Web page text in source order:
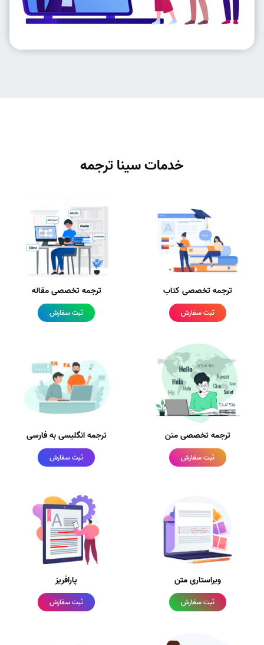
خدمات سینا ترجمه
ترجمه تخصصی کتاب
ثبت سفارش
ترجمه تخصصی مقاله
ثبت سفارش
ترجمه تخصصی متن
ثبت سفارش
ترجمه انگلیسی به فارسی
ثبت سفارش
ویراستاری متن
ثبت سفارش
پارافریز
ثبت سفارش